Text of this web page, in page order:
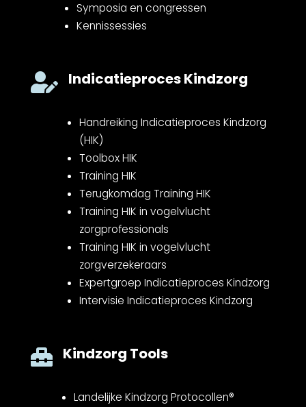
Symposia en congressen
Kennissessies
 Indicatieproces Kindzorg
Handreiking Indicatieproces Kindzorg
(HIK)
Toolbox HIK
Training HIK
Terugkomdag Training HIK
Training HIK in vogelvlucht
zorgprofessionals
Training HIK in vogelvlucht
zorgverzekeraars
Expertgroep Indicatieproces Kindzorg
Intervisie Indicatieproces Kindzorg
 Kindzorg Tools
Landelijke Kindzorg Protocollen®